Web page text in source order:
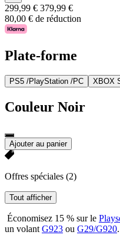
299,99 € 379,99 €
80,00 € de réduction
Plate-forme
PS5 /PlayStation /PC XBOX
Couleur Noir
Ajouter au panier
Offres spéciales (2)
Tout afficher
Économisez 15 % sur le
un volant G923 ou G29/G920.